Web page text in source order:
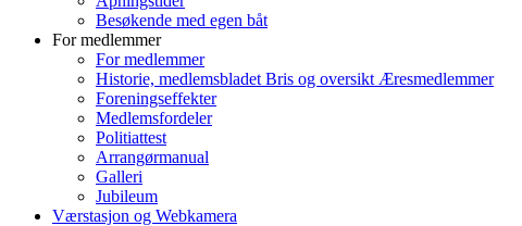
Besøkende med egen båt
For medlemmer
For medlemmer
Historie, medlemsbladet Bris og oversikt Æresmedlemmer
Foreningseffekter
Medlemsfordeler
Politiattest
Arrangørmanual
Galleri
Jubileum
Værstasjon og Webkamera